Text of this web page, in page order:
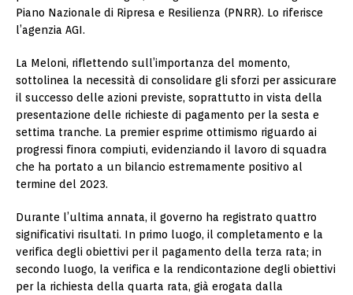
Piano Nazionale di Ripresa e Resilienza (PNRR). Lo riferisce
l’agenzia AGI.
La Meloni, riflettendo sull’importanza del momento,
sottolinea la necessità di consolidare gli sforzi per assicurare
il successo delle azioni previste, soprattutto in vista della
presentazione delle richieste di pagamento per la sesta e
settima tranche. La premier esprime ottimismo riguardo ai
progressi finora compiuti, evidenziando il lavoro di squadra
che ha portato a un bilancio estremamente positivo al
termine del 2023.
Durante l’ultima annata, il governo ha registrato quattro
significativi risultati. In primo luogo, il completamento e la
verifica degli obiettivi per il pagamento della terza rata; in
secondo luogo, la verifica e la rendicontazione degli obiettivi
per la richiesta della quarta rata, già erogata dalla